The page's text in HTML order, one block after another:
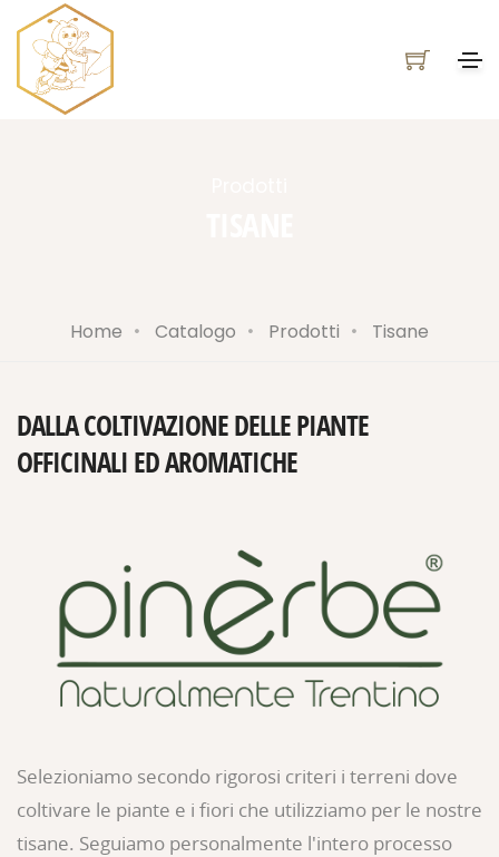
Home Catalogo Prodotti Tisane
DALLA COLTIVAZIONE DELLE PIANTE
OFFICINALI ED AROMATICHE
Selezioniamo secondo rigorosi criteri i terreni dove
coltivare le piante e i fiori che utilizziamo per le nostre
tisane. Seguiamo personalmente l'intero processo